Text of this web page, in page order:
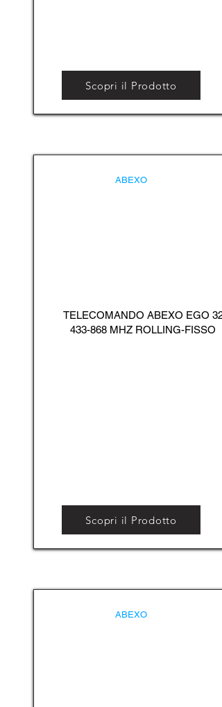
Scopri il Prodotto
ABEXO
TELECOMANDO ABEXO EGO 32
433-868 MHZ ROLLING-FISSO
Scopri il Prodotto
ABEXO